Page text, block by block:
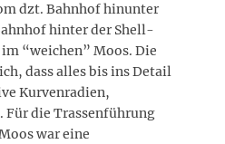
dzt. Bahnhof hinunter
hinter der Shell-
“weichen” Moos. Die
dass alles bis ins Detail
Kurvenradien,
Für die Trassenführung
war eine